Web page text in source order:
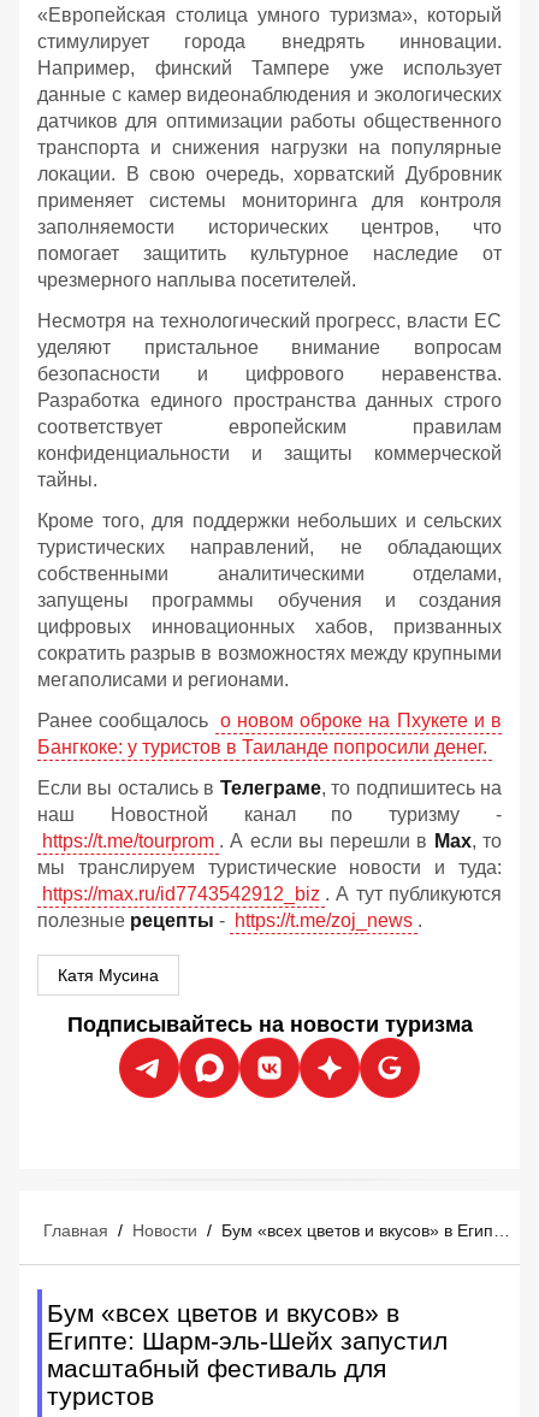
«Европейская столица умного туризма», который
стимулирует города внедрять инновации.
Например, финский Тампере уже использует
данные с камер видеонаблюдения и экологических
датчиков для оптимизации работы общественного
транспорта и снижения нагрузки на популярные
локации. В свою очередь, хорватский Дубровник
применяет системы мониторинга для контроля
заполняемости исторических центров, что
помогает защитить культурное наследие от
чрезмерного наплыва посетителей.
Несмотря на технологический прогресс, власти ЕС
уделяют пристальное внимание вопросам
безопасности и цифрового неравенства.
Разработка единого пространства данных строго
соответствует европейским правилам
конфиденциальности и защиты коммерческой
тайны.
Кроме того, для поддержки небольших и сельских
туристических направлений, не обладающих
собственными аналитическими отделами,
запущены программы обучения и создания
цифровых инновационных хабов, призванных
сократить разрыв в возможностях между крупными
мегаполисами и регионами.
Ранее сообщалось о новом оброке на Пхукете и в
Бангкоке: у туристов в Таиланде попросили денег.
Если вы остались в Телеграме, то подпишитесь на
наш Новостной канал по туризму -
https://t.me/tourprom . А если вы перешли в Мах, то
мы транслируем туристические новости и туда:
https://max.ru/id7743542912_biz . А тут публикуются
полезные рецепты - https://t.me/zoj_news .
Катя Мусина
Подписывайтесь на новости туризма
Главная / Новости /
Бум «всех цветов и вкусов» в
Египте: Шарм-эль-Шейх запустил
масштабный фестиваль для
туристов